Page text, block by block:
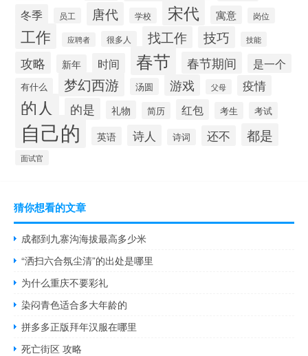
冬季 员工 唐代 学校 宋代 寓意 岗位
工作 应聘者 很多人 找工作 技巧 技能
攻略 新年 时间 春节 春节期间 是一个
有什么 梦幻西游 汤圆 游戏 父母 疫情
的人 的是 礼物 简历 红包 考生 考试
自己的 英语 诗人 诗词 还不 都是
面试官
猜你想看的文章
成都到九寨沟海拔最高多少米
“洒扫六合氛尘清”的出处是哪里
为什么重庆不要彩礼
染闷青色适合多大年龄的
拼多多正版拜年汉服在哪里
死亡街区 攻略